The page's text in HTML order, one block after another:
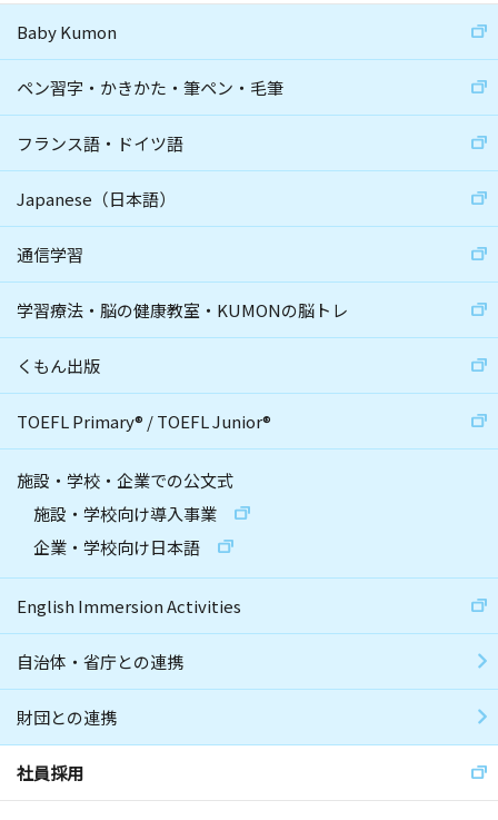
Baby Kumon
ペン習字・かきかた・筆ペン・毛筆
フランス語・ドイツ語
Japanese（日本語）
通信学習
学習療法・脳の健康教室・KUMONの脳トレ
くもん出版
TOEFL Primary® /TOEFL Junior®
施設・学校・企業での公文式
施設・学校向け導入事業
企業・学校向け日本語
English Immersion Activities
自治体・省庁との連携
財団との連携
社員採用